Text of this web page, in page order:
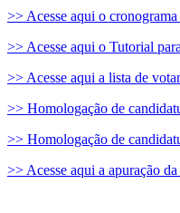
>> Acesse aqui o
>> Acesse aqui o Tutorial
>> Acesse aqui a lista de
>> Homologação de
>> Homologação de
>> Acesse aqui a apuração